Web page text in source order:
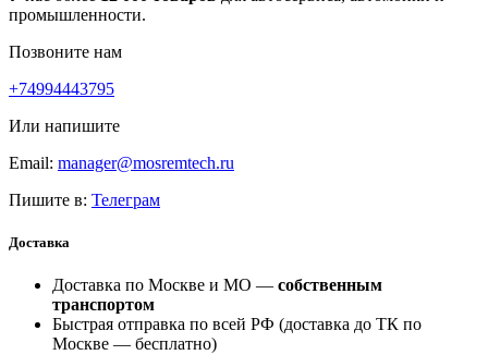
промышленности.
Позвоните нам
+74994443795
Или напишите
Email: manager@mosremtech.ru
Пишите в: Телеграм
Доставка
Доставка по Москве и МО — собственным
транспортом
Быстрая отправка по всей РФ (доставка до ТК по
Москве — бесплатно)